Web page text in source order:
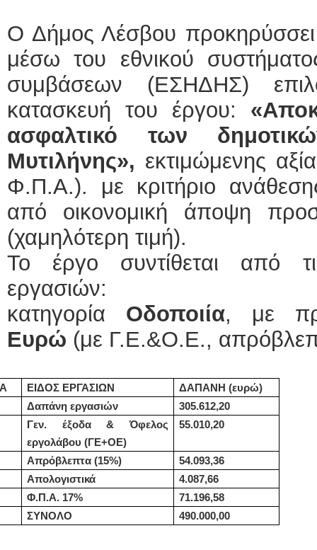
Ο Δήμος Λέσβου προκηρύσσει
μέσω του εθνικού
συμβάσεων (ΕΣΗΔΗΣ)
κατασκευή του έργου:
ασφαλτικό των
Μυτιλήνης», εκτιμώμενης
Φ.Π.Α.). με κριτήριο
από οικονομική άποψη
(χαμηλότερη τιμή).
Το έργο συντίθεται από
εργασιών:
κατηγορία Οδοποιία, με
Ευρώ (με Γ.Ε.&Ο.Ε.,
ΕΙΔΟΣ ΕΡΓΑΣΙΩΝ
ΔΑΠΑΝΗ (ευρώ)
Δαπάνη εργασιών
305.612,20
Γεν. έξοδα & Όφελος
εργολάβου (ΓΕ+ΟΕ)
55.010,20
Απρόβλεπτα (15%)
54.093,36
Απολογιστικά
4.087,66
Φ.Π.Α. 17%
71.196,58
ΣΥΝΟΛΟ
490.000,00